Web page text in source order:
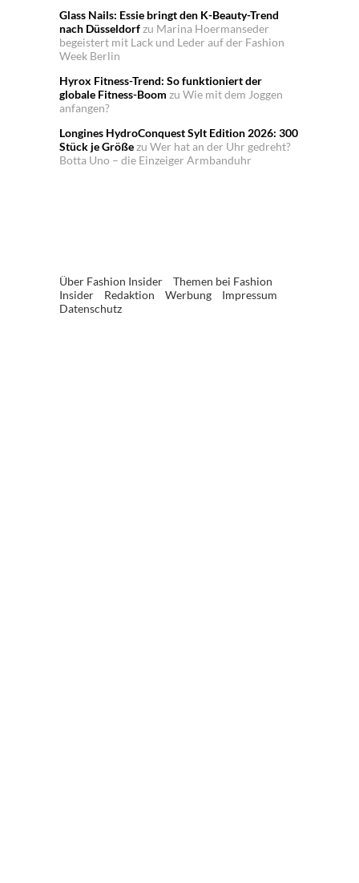
Glass Nails: Essie bringt den K-Beauty-Trend
nach Düsseldorfzu Marina Hoermanseder
begeistert mit Lack und Leder auf der Fashion
Week Berlin
Hyrox Fitness-Trend: So funktioniert der
globale Fitness-Boom zu Wie mit dem Joggen
anfangen?
Longines HydroConquest Sylt Edition 2026: 300
Stück je Größezu Wer hat an der Uhr gedreht?
Botta Uno – die Einzeiger Armbanduhr
Über Fashion Insider
Themen bei Fashion
Insider
Redaktion Werbung
Impressum
Datenschutz